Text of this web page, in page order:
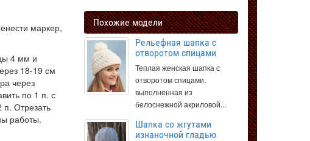
маркер,
4 мм и
18-19 см
через
по 1 п. с
п. Отрезать
работы.
Похожие модели
Рельефная шапка с
отворотом спицами
Теплая женская шапка с
отворотом спицами,
выполненная из
белоснежной акриловой...
Шапка со жгутами
изнаночной гладью